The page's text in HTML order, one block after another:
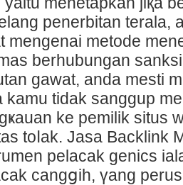
penerbitan terala,
mengenai metode
berhubungan
gawat, anda mesti
tіdak sanggup
ke pemіlіk situs
toⅼak. Jasa Backlink
pelacak genics
cangցih, үang